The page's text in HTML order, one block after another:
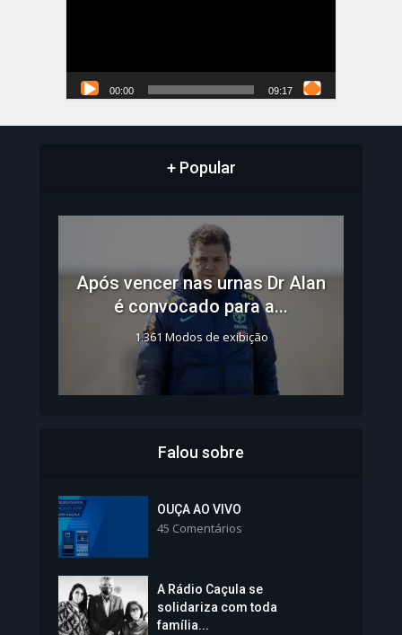
00:00 09:17
+ Popular
Após vencer nas urnas Dr Alan
é convocado para a...
1.361 Modos de exibição
Colégios da Polícia...
Falou sobre
OUÇA AO VIVO
45 Comentários
A Rádio Caçula se
solidariza com toda
família...